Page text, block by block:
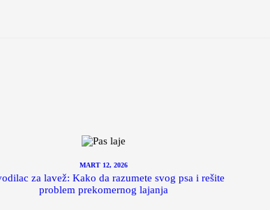
MART 12, 2026
za lavež: Kako da razumete svog psa i rešite
problem prekomernog lajanja